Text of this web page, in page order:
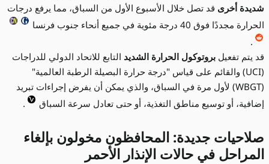
شديدة أخرى قد تصل خلال الأسبوع الأول من السباق، مما يرفع درجات
الحرارة مجددًا فوق 40 درجة مئوية في جميع أنحاء جنوب فرنسا
.
قد يتم تفعيل بروتوكول الحرارة الشديد التابع للاتحاد الدولي للدراجات
(UCI) والقائم على قياس "درجة حرارة البصيلة الرطبة العالمية"
(WBGT) لأول مرة في السباق، والذي يمكن أن يفرض إجراءات تبريد
إضافية، أو توسيع مناطق التغذية، أو حتى تعادل سرعة السباق
.
صلاحيات جديدة: المحافظون مخولون بإلغاء
المراحل في حالات الإنذار الأحمر